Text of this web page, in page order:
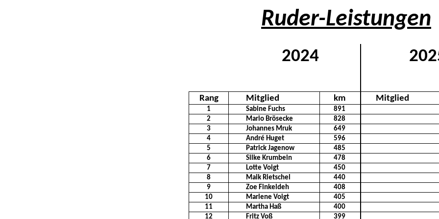
Ruder-Leistungen
2024
Rang Mitglied km Mitglied
1 Sabine Fuchs
891
2
Mario Brösecke
828
3
Johannes Mruk
649
4
André Huget
596
5
Patrick Jagenow
485
6
Silke Krumbein
478
7
Lotte Voigt
450
8
Maik Rietschel
440
9
Zoe Finkeldeh
408
10
Marlene Voigt
405
11
Martha Haß
400
12
Fritz Voß 399